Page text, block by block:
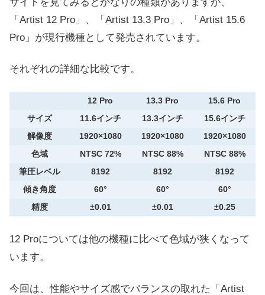
「Artist 12 Pro」、「Artist 13.3 Pro」、「Artist 15.6
Pro」が現行機種として発売されています。
それぞれの詳細な比較です。
12 Pro 13.3 Pro
15.6 Pro
サイズ
11.6インチ 13.3インチ
15.6インチ
解像度
1920×1080 1920×1080
1920×1080
色域
NTSC 72% NTSC 88%
NTSC 88%
筆圧レベル
8192 8192
8192
傾き角度
60° 60°
60°
精度
±0.01 ±0.01 ±0.25
12 Proについては他の機種に比べて色域が狭くなって
います。
今回は、性能やサイズ感でバランスの取れた「Artist